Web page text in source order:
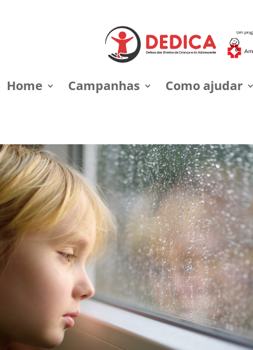
Home Campanhas Como ajudar